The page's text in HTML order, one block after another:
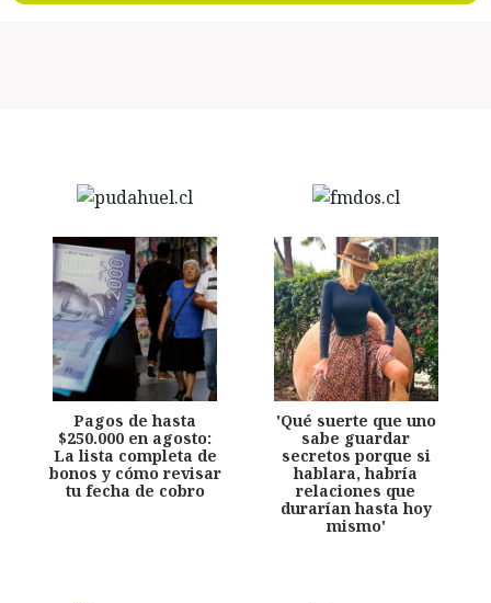
Pagos de hasta
$250.000 en agosto:
La lista completa de
bonos y cómo revisar
tu fecha de cobro
'Qué suerte que uno
sabe guardar
secretos porque si
hablara, habría
relaciones que
durarían hasta hoy
mismo'